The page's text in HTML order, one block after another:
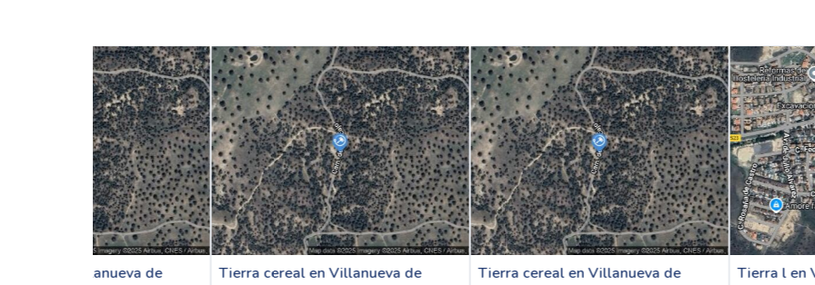
Tierra cereal en Villanueva de
Tierra cereal en Villanueva de
Tierra l en Villanueva de